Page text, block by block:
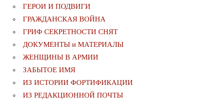
ГЕРОИ И ПОДВИГИ
ГРАЖДАНСКАЯ ВОЙНА
ГРИФ СЕКРЕТНОСТИ СНЯТ
ДОКУМЕНТЫ и МАТЕРИАЛЫ
ЖЕНЩИНЫ В АРМИИ
ЗАБЫТОЕ ИМЯ
ИЗ ИСТОРИИ ФОРТИФИКАЦИИ
ИЗ РЕДАКЦИОННОЙ ПОЧТЫ